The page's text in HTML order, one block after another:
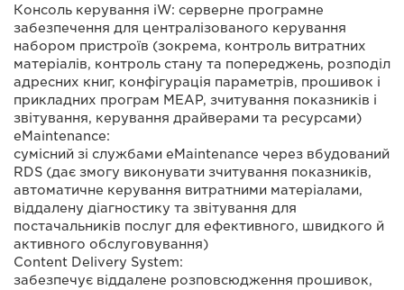
Консоль керування iW: серверне програмне
забезпечення для централізованого керування
набором пристроїв (зокрема, контроль витратних
матеріалів, контроль стану та попереджень, розподіл
адресних книг, конфігурація параметрів, прошивок і
прикладних програм MEAP, зчитування показників і
звітування, керування драйверами та ресурсами)
eMaintenance:
сумісний зі службами eMaintenance через вбудований
RDS (дає змогу виконувати зчитування показників,
автоматичне керування витратними матеріалами,
віддалену діагностику та звітування для
постачальників послуг для ефективного, швидкого й
активного обслуговування)
Content Delivery System:
забезпечує віддалене розповсюдження прошивок,